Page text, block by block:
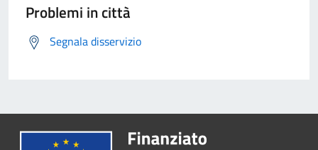
Problemi in città
Segnala disservizio